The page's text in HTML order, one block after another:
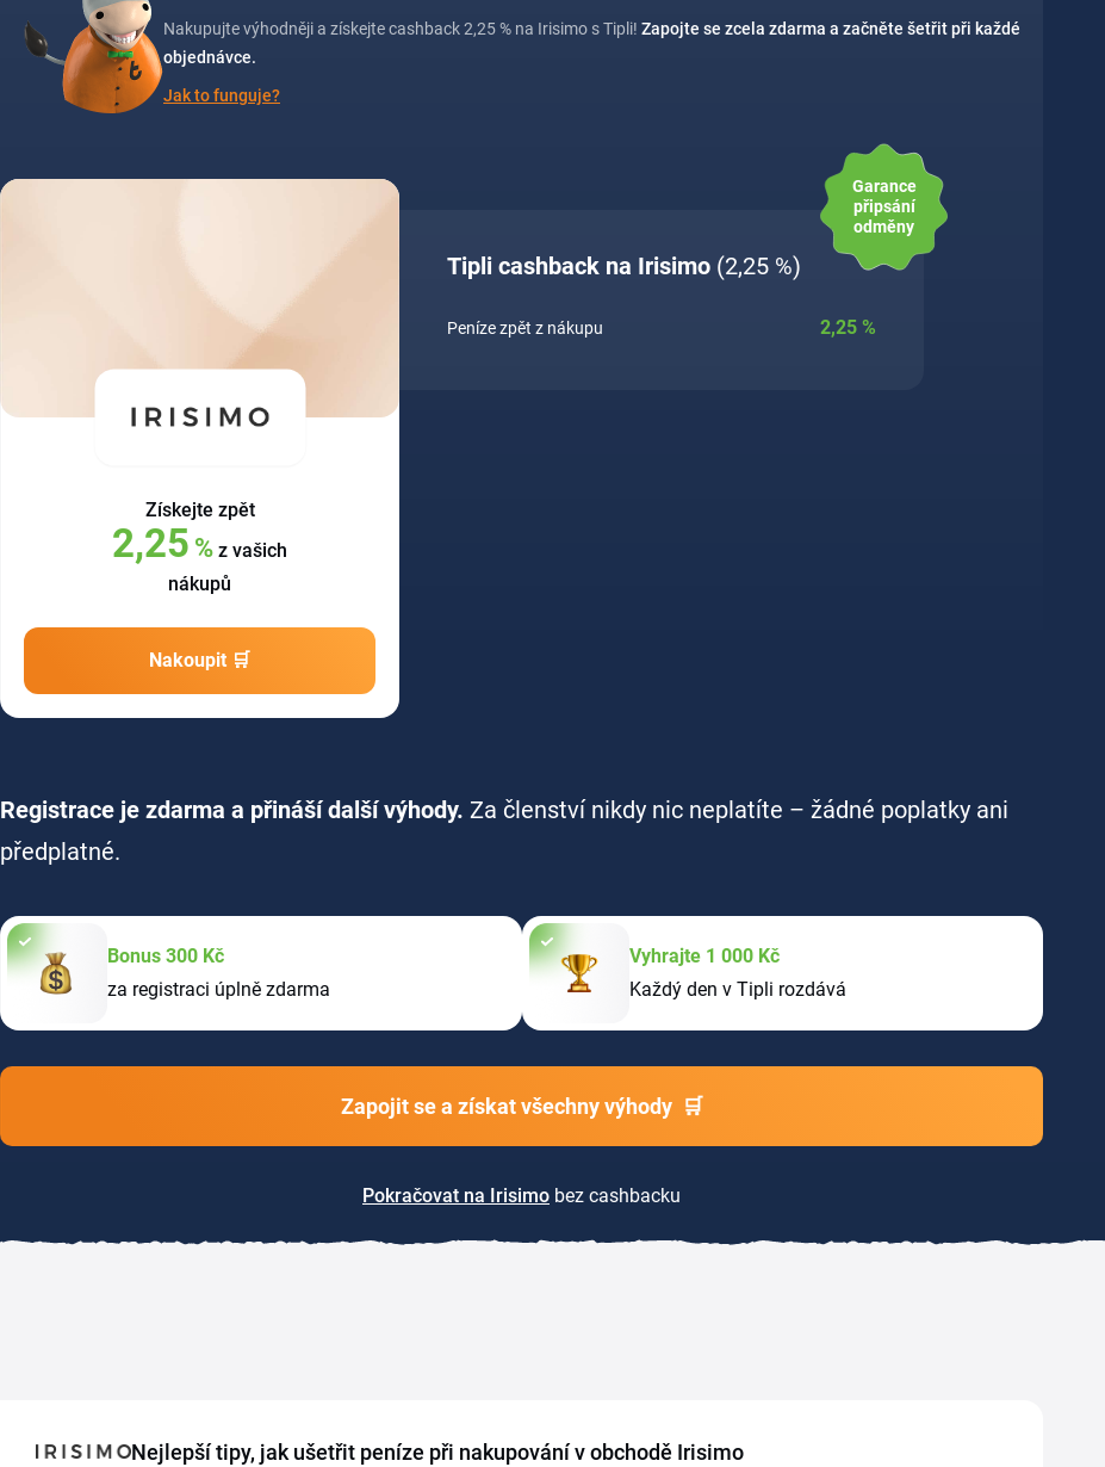
Nakupujte výhodněji a získejte cashback 2,25 % na Irisimo s Tipli! Zapojte se zcela zdarma a začněte šetřit při každé
objednávce.
Jak to funguje?
Získejte zpět
2,25 % z vašich
nákupů
Nakoupit 🛒
Tipli cashback na Irisimo (2,25 %)
Peníze zpět z nákupu 2,25 %
Garance
připsání
odměny
Registrace je zdarma a přináší další výhody. Za členství nikdy nic neplatíte – žádné poplatky ani
předplatné.
Bonus 300 Kč
za registraci úplně zdarma
Vyhrajte 1 000 Kč
Každý den v Tipli rozdává
Zapojit se a získat všechny výhody 🛒
Pokračovat na Irisimo bez cashbacku
Nejlepší tipy, jak ušetřit peníze při nakupování v obchodě Irisimo